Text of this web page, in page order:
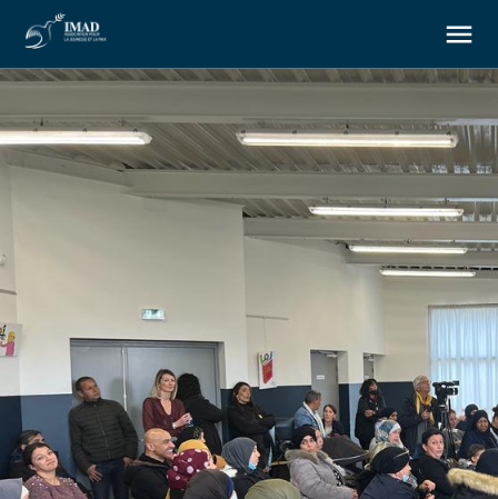
Notre action
Ressources
Nous soutenir